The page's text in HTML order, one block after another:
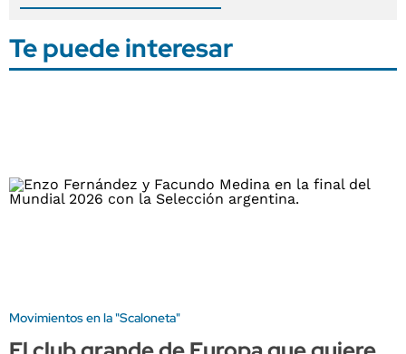
Te puede interesar
Movimientos en la "Scaloneta"